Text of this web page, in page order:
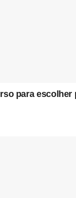
para escolher